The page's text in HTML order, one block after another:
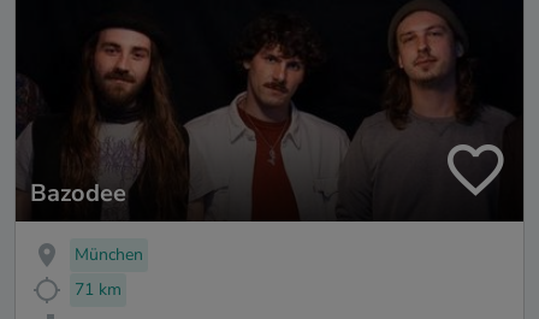
Bazodee
München
71 km